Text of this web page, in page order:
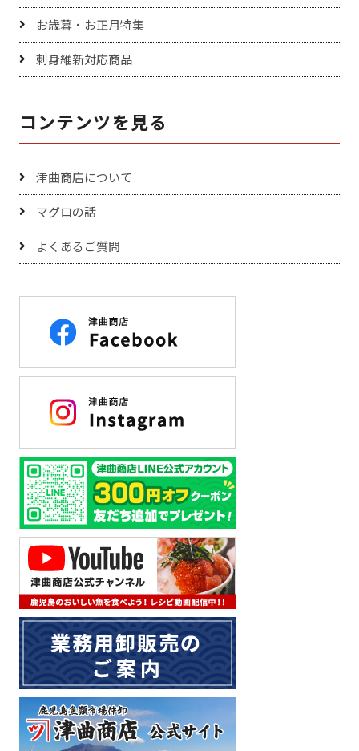
お歳暮・お正月特集
刺身維新対応商品
コンテンツを見る
津曲商店について
マグロの話
よくあるご質問